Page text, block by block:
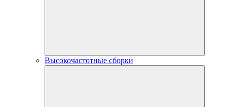
Высокочастотные сборки